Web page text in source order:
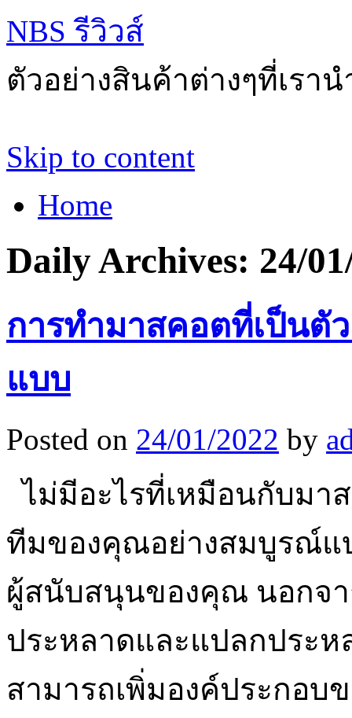
NBS รีวิวส์
ตัวอย่างสินค้าต่างๆที่เรา
Skip to content
Home
Daily Archives: 24/
การทำมาสคอตที่เป็น
แบบ
Posted on 24/01/2022 by
ไม่มีอะไรที่เหมือนกับมา
ทีมของคุณอย่างสมบูรณ์แ
ผู้สนับสนุนของคุณ นอกจ
ประหลาดและแปลกประ
สามารถเพิ่มองค์ประกอบ